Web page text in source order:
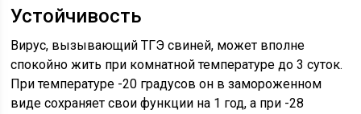
Устойчивость
Вирус, вызывающий ТГЭ свиней, может вполне
спокойно жить при комнатной температуре до 3 суток.
При температуре -20 градусов он в замороженном
виде сохраняет свои функции на 1 год, а при -28